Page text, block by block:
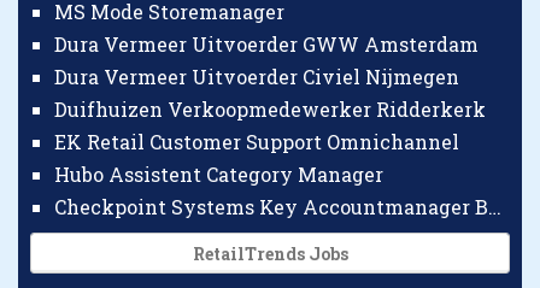
MS Mode Storemanager
Dura Vermeer Uitvoerder GWW Amsterdam
Dura Vermeer Uitvoerder Civiel Nijmegen
Duifhuizen Verkoopmedewerker Ridderkerk
EK Retail Customer Support Omnichannel
Hubo Assistent Category Manager
Checkpoint Systems Key Accountmanager Benelux
RetailTrends Jobs